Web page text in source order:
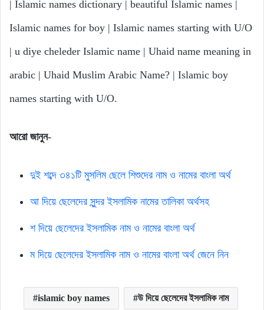
| Islamic names dictionary | beautiful Islamic names |
Islamic names for boy | Islamic names starting with U/O
| u diye cheleder Islamic name | Uhaid name meaning in
arabic | Uhaid Muslim Arabic Name? | Islamic boy
names starting with U/O.
আরো জানুন-
দুই শব্দে ৩৪১টি মুসলিম ছেলে শিশুদের নাম ও নামের বাংলা অর্থ
আ দিয়ে ছেলেদের সুন্দর ইসলামিক নামের তালিকা অর্থসহ
শ দিয়ে ছেলেদের ইসলামিক নাম ও নামের বাংলা অর্থ
ম দিয়ে ছেলেদের ইসলামিক নাম ও নামের বাংলা অর্থ জেনে নিন
islamic boy names উ দিয়ে ছেলেদের ইসলামিক নাম